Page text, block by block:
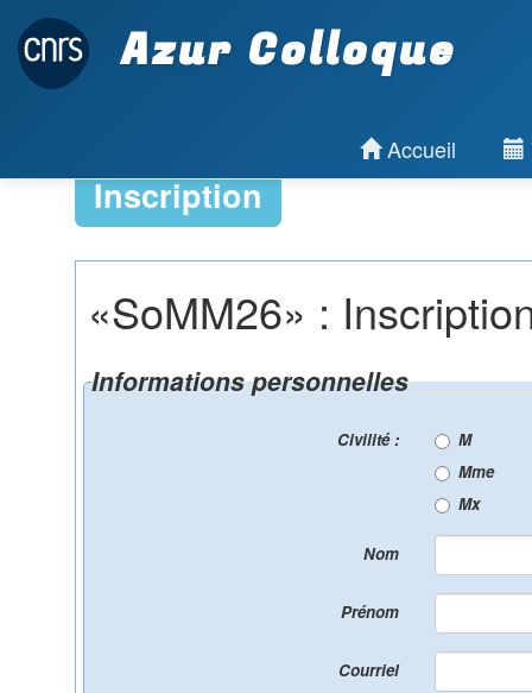
Azur Colloque
Accueil
Inscription
«SoMM26» :
Informations personnelles
Civilité :
M
Mme
Mx
Nom
Prénom
Courriel